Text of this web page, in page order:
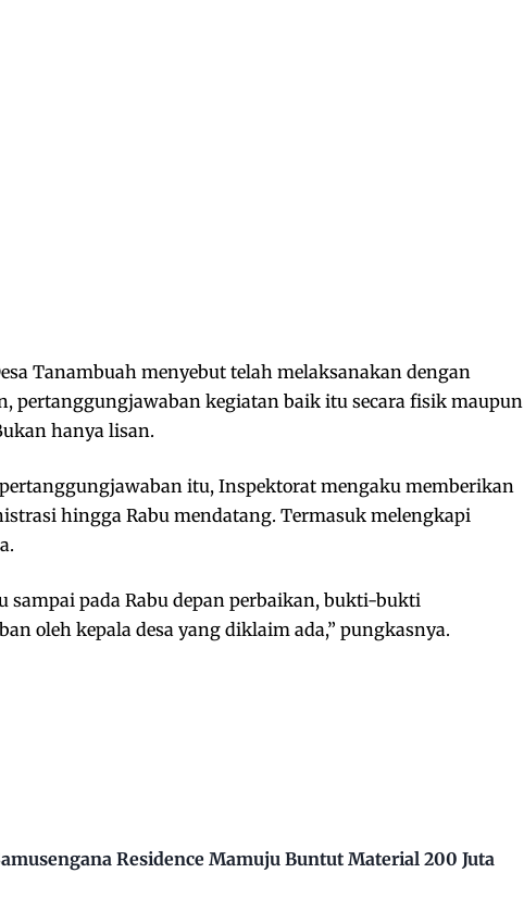
Tanambuah menyebut telah melaksanakan dengan
pertanggungjawaban kegiatan baik itu secara fisik maupun
hanya lisan.
itu, Inspektorat mengaku memberikan
hingga Rabu mendatang. Termasuk melengkapi
sampai pada Rabu depan perbaikan, bukti-bukti
oleh kepala desa yang diklaim ada,” pungkasnya.
Residence Mamuju Buntut Material 200 Juta